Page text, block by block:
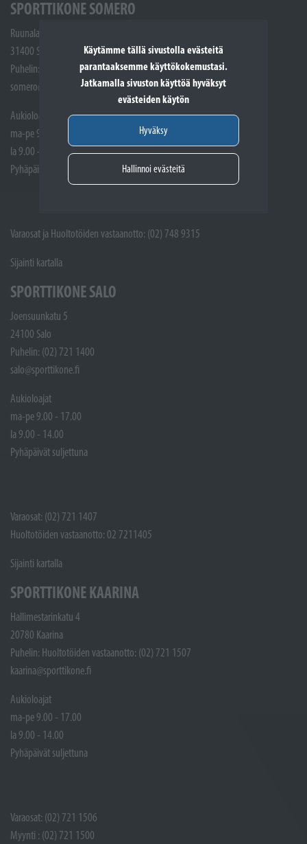
Käytämme tällä sivustolla evästeitä
parantaaksemme käyttökokemustasi.
Jatkamalla sivuston käyttöä hyväksyt
evästeiden käytön
Hyväksy
Hallinnoi evästeitä
SPORTTIKONE SOMERO
Ruunalantie 5
31400 Somero
Puhelin: (02) 748 9300
somero@sporttikone.fi
Aukioloajat
ma-pe 9.00 - 17.00
la 9.00 - 14.00
Pyhäpäivät suljettuna
Varaosat ja Huoltotöiden vastaanotto: (02) 748 9315
Sijainti kartalla
SPORTTIKONE SALO
Joensuunkatu 5
24100 Salo
Puhelin: (02) 721 1400
salo@sporttikone.fi
Aukioloajat
ma-pe 9.00 - 17.00
la 9.00 - 14.00
Pyhäpäivät suljettuna
Varaosat: (02) 721 1407
Huoltotöiden vastaanotto: 02 7211405
Sijainti kartalla
SPORTTIKONE KAARINA
Hallimestarinkatu 4
20780 Kaarina
Puhelin: Huoltotöiden vastaanotto: (02) 721 1507
kaarina@sporttikone.fi
Aukioloajat
ma-pe 9.00 - 17.00
la 9.00 - 14.00
Pyhäpäivät suljettuna
Varaosat: (02) 721 1506
Myynti : (02) 721 1500